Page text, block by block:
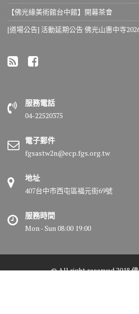
【佛光緣美術館台中館】開幕茶會
[道場公告] 活動延期公告 佛光山惠中寺
服務電話
04-22520375
電子郵件
fgsastw2n@ecp.fgs.org.tw
地址
407台中市西屯區福元街69號
服務時間
Mon - Sun 08:00 19:00
© All right reserved 2018